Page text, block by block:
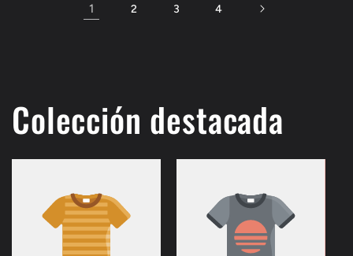
1 2 3 4
Colección destacada